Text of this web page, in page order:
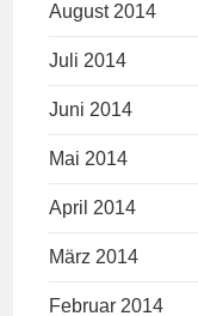
August 2014
Juli 2014
Juni 2014
Mai 2014
April 2014
März 2014
Februar 2014